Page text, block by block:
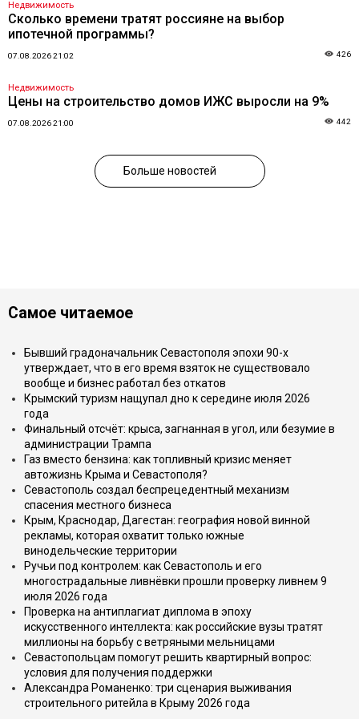
Недвижимость
Сколько времени тратят россияне на выбор
ипотечной программы?
07.08.2026 21:02 426
Недвижимость
Цены на строительство домов ИЖС выросли на 9%
07.08.2026 21:00 442
Больше новостей
Самое читаемое
Бывший градоначальник Севастополя эпохи 90-х
утверждает, что в его время взяток не существовало
вообще и бизнес работал без откатов
Крымский туризм нащупал дно к середине июля 2026
года
Финальный отсчёт: крыса, загнанная в угол, или безумие в
администрации Трампа
Газ вместо бензина: как топливный кризис меняет
автожизнь Крыма и Севастополя?
Севастополь создал беспрецедентный механизм
спасения местного бизнеса
Крым, Краснодар, Дагестан: география новой винной
рекламы, которая охватит только южные
винодельческие территории
Ручьи под контролем: как Севастополь и его
многострадальные ливнёвки прошли проверку ливнем 9
июля 2026 года
Проверка на антиплагиат диплома в эпоху
искусственного интеллекта: как российские вузы тратят
миллионы на борьбу с ветряными мельницами
Севастопольцам помогут решить квартирный вопрос:
условия для получения поддержки
Александра Романенко: три сценария выживания
строительного ритейла в Крыму 2026 года